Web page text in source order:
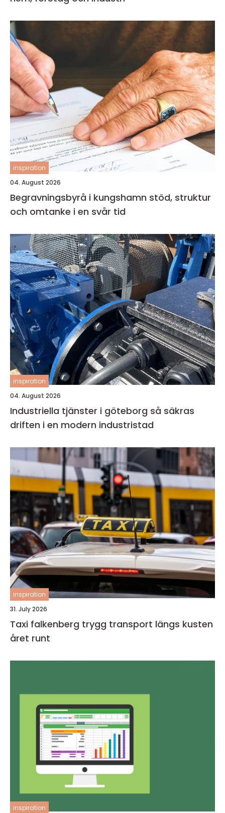
inspiration
04. August 2026
Begravningsbyrå i kungshamn stöd, struktur
och omtanke i en svår tid
inspiration
04. August 2026
Industriella tjänster i göteborg så säkras
driften i en modern industristad
inspiration
31. July 2026
Taxi falkenberg trygg transport längs kusten
året runt
inspiration